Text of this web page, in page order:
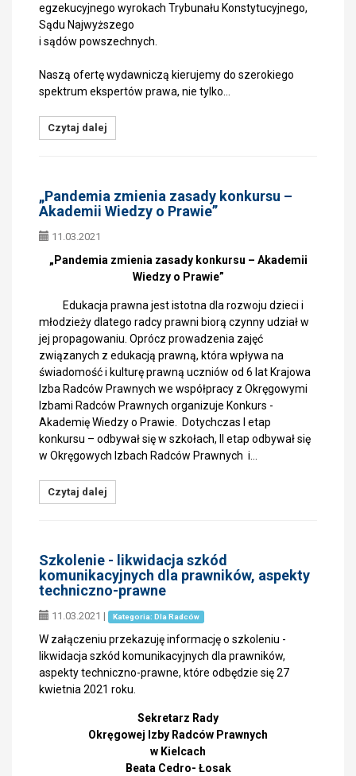
egzekucyjnego wyrokach Trybunału Konstytucyjnego,
Sądu Najwyższego
i sądów powszechnych.
Naszą ofertę wydawniczą kierujemy do szerokiego
spektrum ekspertów prawa, nie tylko…
Czytaj dalej
„Pandemia zmienia zasady konkursu –
Akademii Wiedzy o Prawie”
11.03.2021
„Pandemia zmienia zasady konkursu – Akademii
Wiedzy o Prawie”
Edukacja prawna jest istotna dla rozwoju dzieci i
młodzieży dlatego radcy prawni biorą czynny udział w
jej propagowaniu. Oprócz prowadzenia zajęć
związanych z edukacją prawną, która wpływa na
świadomość i kulturę prawną uczniów od 6 lat Krajowa
Izba Radców Prawnych we współpracy z Okręgowymi
Izbami Radców Prawnych organizuje Konkurs -
Akademię Wiedzy o Prawie. Dotychczas I etap
konkursu – odbywał się w szkołach, II etap odbywał się
w Okręgowych Izbach Radców Prawnych i…
Czytaj dalej
Szkolenie - likwidacja szkód
komunikacyjnych dla prawników, aspekty
techniczno-prawne
11.03.2021 | Kategoria: Dla Radców
W załączeniu przekazuję informację o szkoleniu -
likwidacja szkód komunikacyjnych dla prawników,
aspekty techniczno-prawne, które odbędzie się 27
kwietnia 2021 roku.
Sekretarz Rady
Okręgowej Izby Radców Prawnych
w Kielcach
Beata Cedro- Łosak